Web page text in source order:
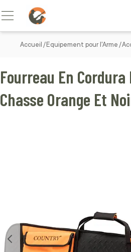
Allez au contenu
Basculer la navigation
Accueil Equipement pour l'Arme
Fourreau En Cordura
Chasse Orange Et